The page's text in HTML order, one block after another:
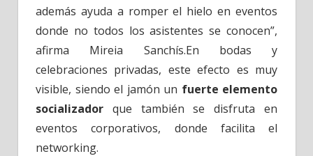
además ayuda a romper el hielo en eventos
donde no todos los asistentes se conocen”,
afirma Mireia Sanchís.En bodas y
celebraciones privadas, este efecto es muy
visible, siendo el jamón un fuerte elemento
socializador que también se disfruta en
eventos corporativos, donde facilita el
networking.